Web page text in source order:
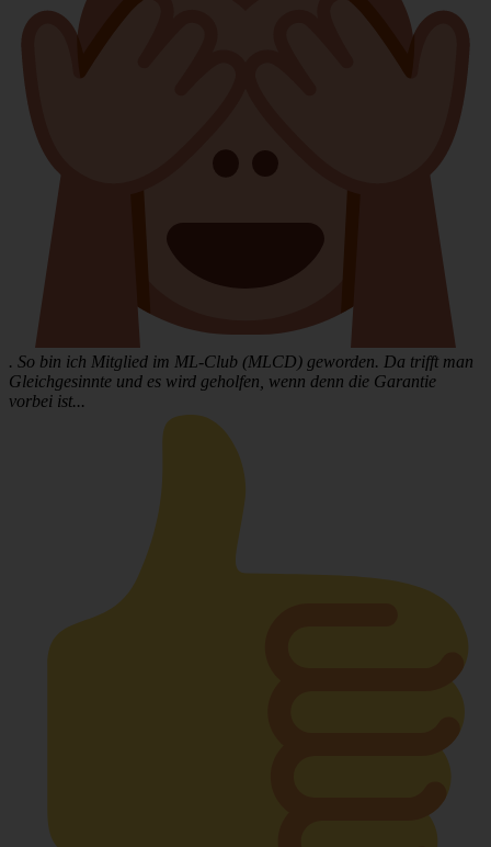
. So bin ich Mitglied im ML-Club (MLCD) geworden. Da trifft man
Gleichgesinnte und es wird geholfen, wenn denn die Garantie
vorbei ist...